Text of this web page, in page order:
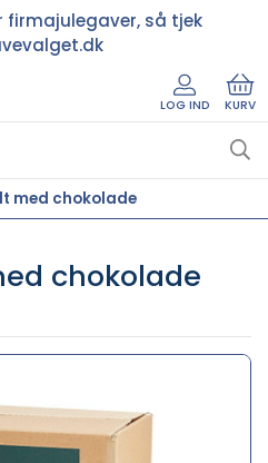
firmajulegaver, så tjek
LOG IND KURV
med chokolade
chokolade